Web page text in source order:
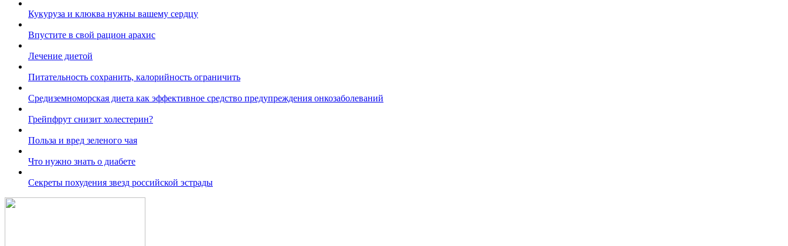
Кукуруза и клюква нужны вашему сердцу
Впустите в свой рацион арахис
Лечение диетой
Питательность сохранить, калорийность ограничить
Средиземноморская диета как эффективное средство предупреждения онкозаболеваний
Грейпфрут снизит холестерин?
Польза и вред зеленого чая
Что нужно знать о диабете
Секреты похудения звезд российской эстрады